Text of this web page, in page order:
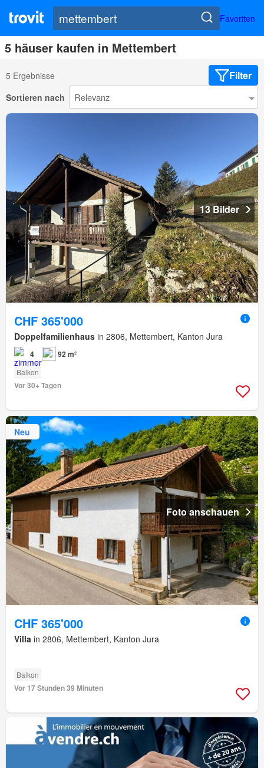
Favoriten
5 häuser kaufen in Mettembert
5 Ergebnisse Filter
Sortieren nach
13 Bilder
CHF 365'000
Doppelfamilienhaus in 2806, Mettembert, Kanton Jura
4 92 m²
Balkon
Vor 30+ Tagen
Neu
Foto anschauen
CHF 365'000
Villa in 2806, Mettembert, Kanton Jura
Balkon
Vor 17 Stunden 39 Minuten